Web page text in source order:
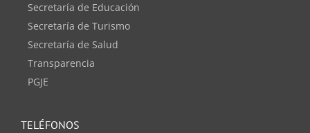
TELÉFONOS
Secretaría de Educación
Secretaría de Turismo
Secretaría de Salud
Transparencia
PGJE